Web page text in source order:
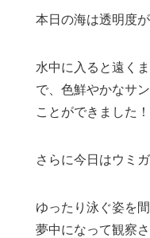
本日の海は透明度が
水中に入ると遠く
で、色鮮やかなサ
ことができました！
さらに今日はウミ
ゆったり泳ぐ姿を
夢中になって観察